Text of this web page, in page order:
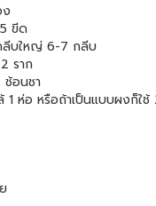
ขีด
ลีบใหญ่ 6-7 กลีบ
ราก
อนชา
1 ห่อ หรือถ้าเป็นแบบผงก็ใช้